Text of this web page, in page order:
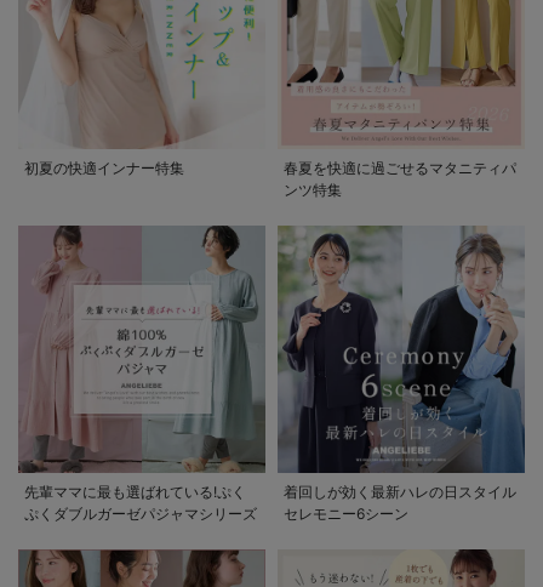
初夏の快適インナー特集
春夏を快適に過ごせるマタニティパ
ンツ特集
先輩ママに最も選ばれている!ぷく
ぷくダブルガーゼパジャマシリーズ
着回しが効く最新ハレの日スタイル
セレモニー6シーン